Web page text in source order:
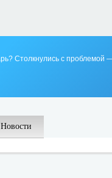
Столкнулись с проблемой
Новости